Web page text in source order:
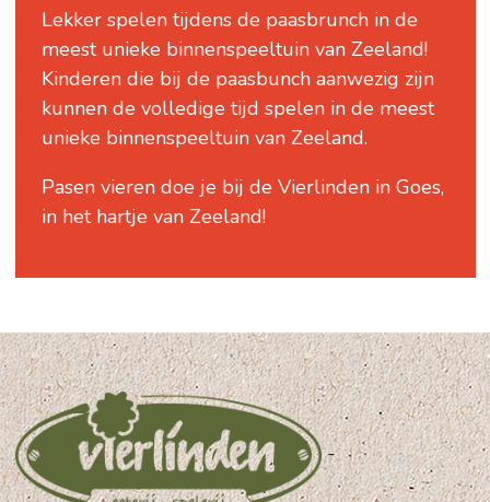
Lekker spelen tijdens de paasbrunch in de
meest unieke binnenspeeltuin van Zeeland!
Kinderen die bij de paasbunch aanwezig zijn
kunnen de volledige tijd spelen in de meest
unieke binnenspeeltuin van Zeeland.
Pasen vieren doe je bij de Vierlinden in Goes,
in het hartje van Zeeland!
-